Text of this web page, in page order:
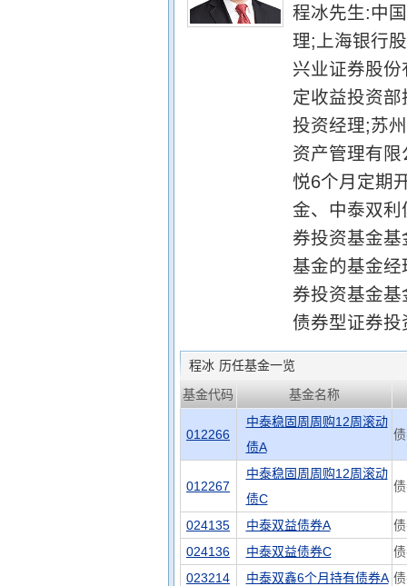
程冰先生:中
理;上海银行
兴业证券股
定收益投资
投资经理;苏
资产管理有
悦6个月定期
金、中泰双
券投资基金
基金的基金
券投资基金
债券型证券
程冰 历任基金一览
基金代码
基金名称
012266
中泰稳固周周购12周滚动
债A
012267
中泰稳固周周购12周滚动
债C
024135 中泰双益债券A
024136
中泰双益债券C
023214
中泰双鑫6个月持有债券A